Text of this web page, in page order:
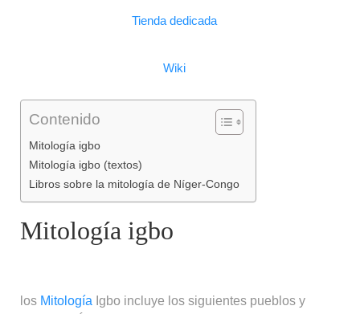
Tienda dedicada
Wiki
Contenido
Mitología igbo
Mitología igbo (textos)
Libros sobre la mitología de Níger-Congo
Mitología igbo
los Mitología Igbo incluye los siguientes pueblos y